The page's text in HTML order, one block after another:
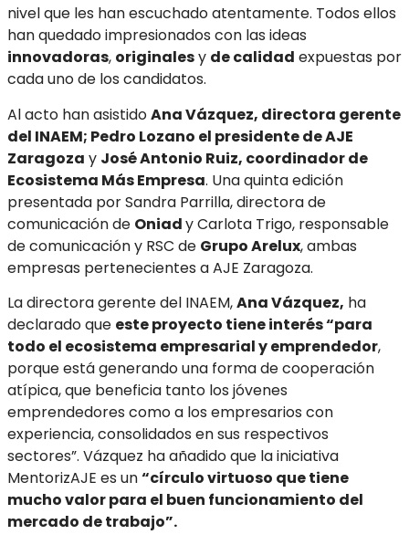
nivel que les han escuchado atentamente. Todos ellos
han quedado impresionados con las ideas
innovadoras, originalesy de calidad expuestas por
cada uno de los candidatos.
Al acto han asistidoAna Vázquez, directora gerente
del INAEM; Pedro Lozano el presidente de AJE
Zaragoza y José Antonio Ruiz, coordinador de
Ecosistema Más Empresa. Una quinta edición
presentada por Sandra Parrilla, directora de
comunicación de Oniady Carlota Trigo, responsable
de comunicación y RSC de Grupo Arelux, ambas
empresas pertenecientes a AJE Zaragoza.
La directora gerente del INAEM,Ana Vázquez, ha
declarado que este proyecto tiene interés “para
todo el ecosistema empresarial y emprendedor,
porque está generando una forma de cooperación
atípica, que beneficia tanto los jóvenes
emprendedores como a los empresarios con
experiencia, consolidados en sus respectivos
sectores”. Vázquez ha añadido que la iniciativa
MentorizAJE es un“círculo virtuoso que tiene
mucho valor para el buen funcionamiento del
mercado de trabajo”.